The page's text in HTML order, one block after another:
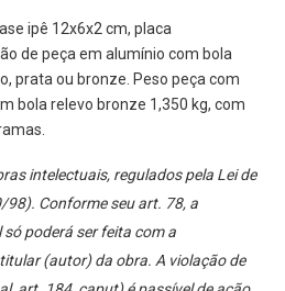
ipê 12x6x2 cm, placa
de peça em alumínio com bola
prata ou bronze. Peso peça com
bola relevo bronze 1,350 kg, com
intelectuais, regulados pela Lei de
Conforme seu art. 78, a
poderá ser feita com a
(autor) da obra. A violação de